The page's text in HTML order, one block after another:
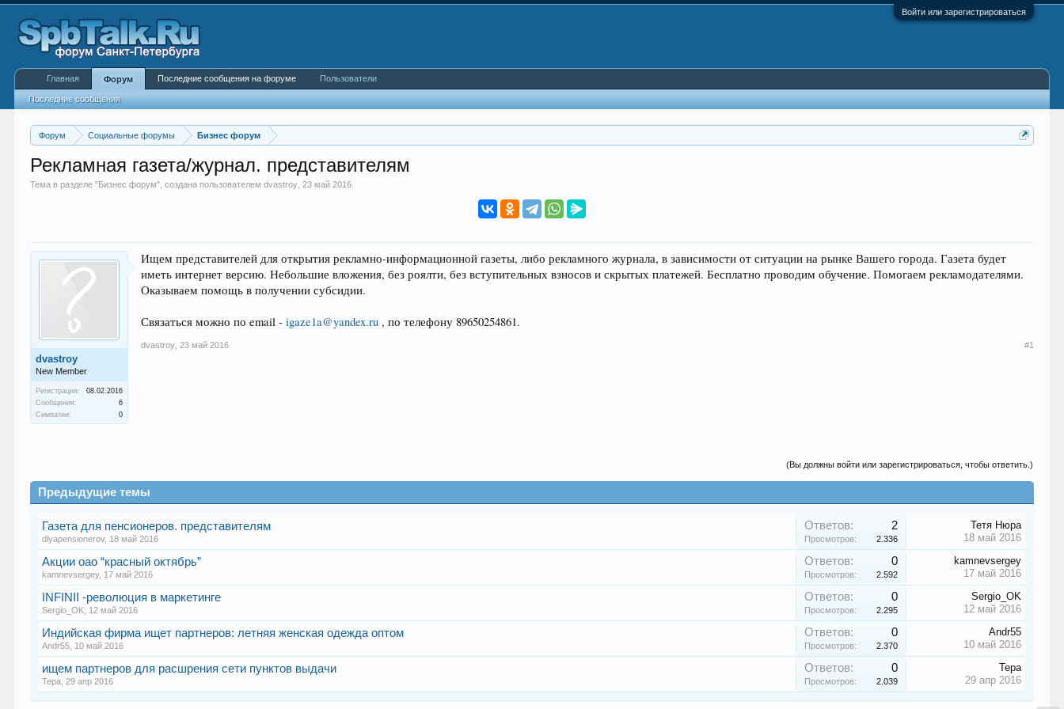
Войти или зарегистрироваться
Форум Социальные форумы Бизнес форум
Рекламная газета/журнал. представителям
Тема в разделе "Бизнес форум", создана пользователемdvastroy ,23 май 2016
dvastroy
New Member
Регистрация:
08.02.2016
Сообщения:
6
Симпатии:
0
Ищем представителей для открытия рекламно-информационной газеты, либо рекламного журнала, в зависимости от ситуации на рынке Вашего города. Газета будет
иметь интернет версию. Небольшие вложения, без роялти, без вступительных взносов и скрытых платежей. Бесплатно проводим обучение. Помогаем рекламодателями.
Оказываем помощь в получении субсидии.
Связаться можно по email -igaze1a@yandex.ru , по телефону 89650254861.
dvastroy 23 май 2016 #1
(Вы должны войти или зарегистрироваться, чтобы ответить.)
Предыдущие темы
Газета для пенсионеров. представителям
dlyapensionerov, 18 май 2016
Ответов: 2
Просмотров: 2.336
Тетя Нюра
18 май 2016
Акции оао “красный октябрь”
kamnevsergey, 17 май 2016
Ответов: 0
Просмотров: 2.592
kamnevsergey
17 май 2016
INFINII -революция в маркетинге
Sergio_OK 12 май 2016
Ответов: 0
Просмотров: 2.295
Sergio_OK
12 май 2016
Индийская фирма ищет партнеров: летняя женская одежда оптом
Andr55 10 май 2016
Ответов: 0
Просмотров: 2.370
Andr55
10 май 2016
ищем партнеров для расшрения сети пунктов выдачи
Тера ,29 апр 2016
Ответов: 0
Просмотров: 2.039
Тера
29 апр 2016
Главная Форум
Последние сообщения
Последние сообщения на форуме Пользователи